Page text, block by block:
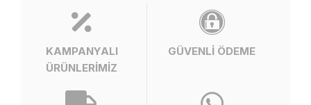
KAMPANYALI
ÜRÜNLERİMİZ
GÜVENLİ ÖDEME